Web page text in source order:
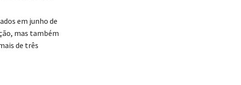
em junho de
mas também
de três